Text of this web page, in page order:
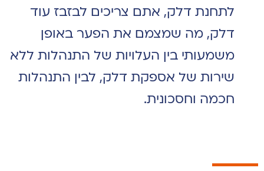
לתחנת דלק, אתם צריכים לבזבז עוד
דלק, מה שמצמם את הפער באופן
משמעותי בין העלויות של התנהלות ללא
שירות של אספקת דלק, לבין התנהלות
חכמה וחסכונית.